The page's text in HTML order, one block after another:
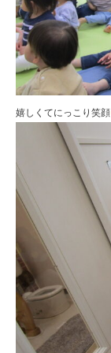
嬉しくてにっこり笑顔